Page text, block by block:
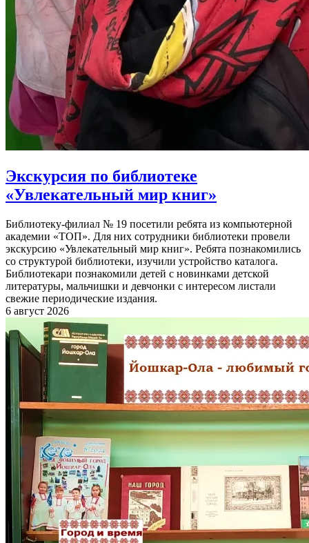
Экскурсия по библиотеке
«Увлекательный мир книг»
Библиотеку-филиал № 19 посетили ребята из компьютерной
академии «ТОП». Для них сотрудники библиотеки провели
экскурсию «Увлекательный мир книг». Ребята познакомились
со структурой библиотеки, изучили устройство каталога.
Библиотекари познакомили детей с новинками детской
литературы, мальчишки и девчонки с интересом листали
свежие периодические издания.
6 август 2026